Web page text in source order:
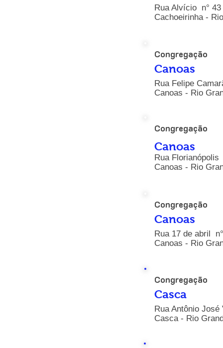
Rua Alvício n°
Cachoeirinha -
Congregação
Canoas
Rua Felipe
Canoas - Rio
Congregação
Canoas
Rua Florianópolis
Canoas - Rio
Congregação
Canoas
Rua 17 de abril
Canoas - Rio
Congregação
Casca
Rua Antônio
Casca - Rio